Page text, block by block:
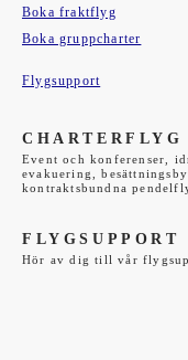
Boka fraktflyg
Boka gruppcharter
Flygsupport
CHARTERFLYG
Event och konferenser,
evakuering,
kontraktsbundna
FLYGSUPPORT
Hör av dig till vår